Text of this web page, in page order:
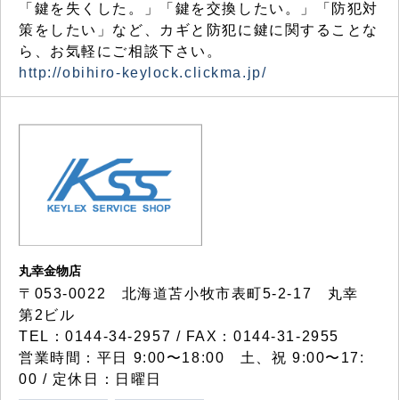
「鍵を失くした。」「鍵を交換したい。」「防犯対
策をしたい」など、カギと防犯に鍵に関することな
ら、お気軽にご相談下さい。
http://obihiro-keylock.clickma.jp/
丸幸金物店
〒053-0022 北海道苫小牧市表町5-2-17 丸幸
第2ビル
TEL：0144-34-2957 / FAX：0144-31-2955
営業時間：平日 9:00〜18:00 土、祝 9:00〜17:
00 / 定休日：日曜日